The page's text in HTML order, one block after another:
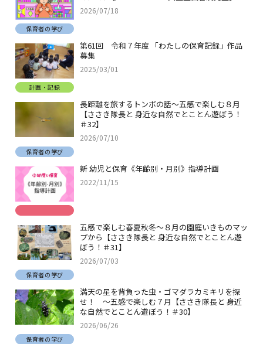
2026/07/18
保育者の学び
第61回 令和７年度 「わたしの保育記録」作品
募集
2025/03/01
計画・記録
長距離を旅するトンボの話～五感で楽しむ８月
【ささき隊長と 身近な自然でとことん遊ぼう！
＃32】
2026/07/10
保育者の学び
新 幼児と保育《年齢別・月別》指導計画
2022/11/15
五感で楽しむ春夏秋冬～８月の園庭いきものマッ
プから【ささき隊長と 身近な自然でとことん遊
ぼう！＃31】
2026/07/03
保育者の学び
満天の星を背負った虫・ゴマダラカミキリを探
せ！ ～五感で楽しむ７月【ささき隊長と 身近
な自然でとことん遊ぼう！＃30】
2026/06/26
保育者の学び